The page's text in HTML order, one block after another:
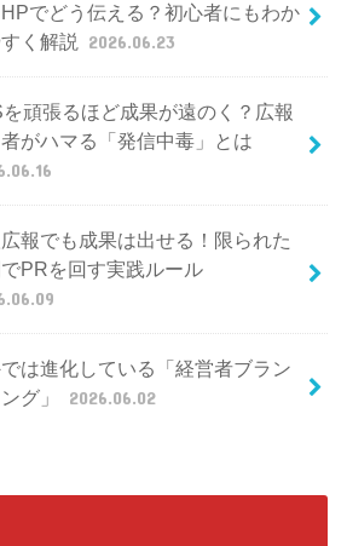
でどう伝える？初心者にもわか
く解説
2026.06.23
頑張るほど成果が遠のく？広報
がハマる「発信中毒」とは
報でも成果は出せる！限られた
PRを回す実践ルール
は進化している「経営者ブラン
グ」
2026.06.02